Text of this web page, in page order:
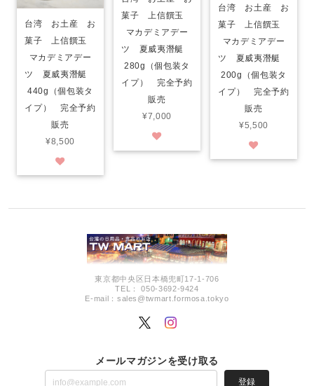
台湾 お土産 お
菓子 上信饌玉
マカデミアデー
ツ 夏威夷潛艇
440g（個包装タ
イプ） 完全予約
販売
¥8,500
菓子 上信饌玉
マカデミアデー
ツ 夏威夷潛艇
280g（個包装タ
イプ） 完全予約
販売
¥7,000
台湾 お土産 お
菓子 上信饌玉
マカデミアデー
ツ 夏威夷潛艇
200g（個包装タ
イプ） 完全予約
販売
¥5,500
東京都中央区日本橋兜町17-1-706
TEL： 050-3692-9424
E-mail： sales@twmart.formosa.tokyo
メールマガジンを受け取る
登録